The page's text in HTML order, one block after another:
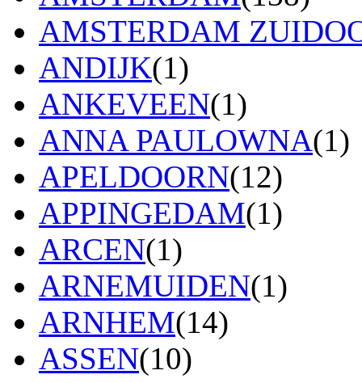
AMSTERDAM
ANDIJK(1)
ANKEVEEN(1)
ANNA PAULOWNA(1)
APELDOORN(12)
APPINGEDAM(1)
ARCEN(1)
ARNEMUIDEN(1)
ARNHEM(14)
ASSEN(10)